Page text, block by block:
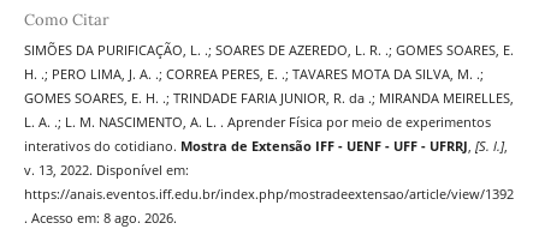
Como Citar
SIMÕES DA PURIFICAÇÃO, L. .; SOARES DE AZEREDO, L. R. .; GOMES SOARES, E.
H. .; PERO LIMA, J. A. .; CORREA PERES, E. .; TAVARES MOTA DA SILVA, M. .;
GOMES SOARES, E. H. .; TRINDADE FARIA JUNIOR, R. da .; MIRANDA MEIRELLES,
L. A. .; L. M. NASCIMENTO, A. L. . Aprender Física por meio de experimentos
interativos do cotidiano. Mostra de Extensão IFF - UENF - UFF - UFRRJ, [S. l.],
v. 13, 2022. Disponível em:
https://anais.eventos.iff.edu.br/index.php/mostradeextensao/article/view/1392
. Acesso em: 8 ago. 2026.